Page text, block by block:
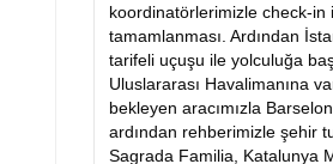
koordinatörlerimizle check-in
tamamlanması. Ardından
tarifeli uçuşu ile yolculuğa
Uluslararası Havalimanına
bekleyen aracımızla
ardından rehberimizle şehir
Sagrada Familia, Katalunya